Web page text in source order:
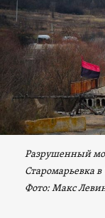
Разрушенный
Старомарьевка
Фото: Макс